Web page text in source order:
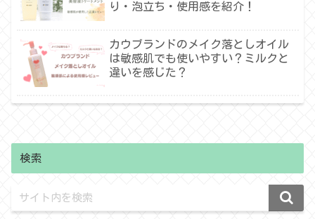
り・泡立ち・使用感を紹介！
カウブランドのメイク落としオイル
は敏感肌でも使いやすい？ミルクと
違いを感じた？
検索